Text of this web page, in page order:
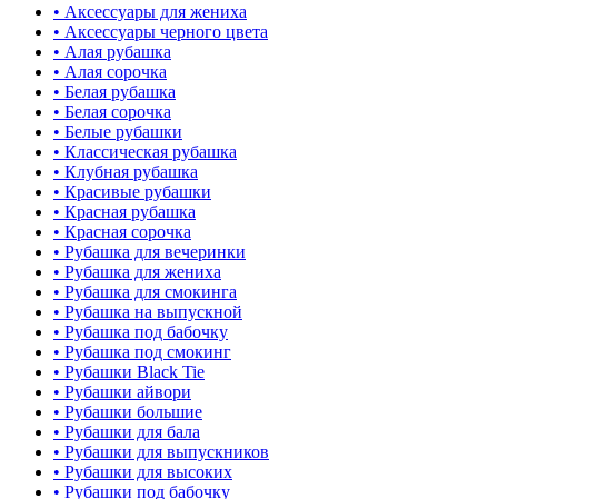
• Аксессуары для жениха
• Аксессуары черного цвета
• Алая рубашка
• Алая сорочка
• Белая рубашка
• Белая сорочка
• Белые рубашки
• Классическая рубашка
• Клубная рубашка
• Красивые рубашки
• Красная рубашка
• Красная сорочка
• Рубашка для вечеринки
• Рубашка для жениха
• Рубашка для смокинга
• Рубашка на выпускной
• Рубашка под бабочку
• Рубашка под смокинг
• Рубашки Black Tie
• Рубашки айвори
• Рубашки большие
• Рубашки для бала
• Рубашки для выпускников
• Рубашки для высоких
• Рубашки под бабочку